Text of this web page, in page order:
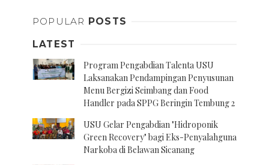
POPULAR POSTS
LATEST
Program Pengabdian Talenta USU
Laksanakan Pendampingan Penyusunan
Menu Bergizi Seimbang dan Food
Handler pada SPPG Beringin Tembung 2
USU Gelar Pengabdian "Hidroponik
Green Recovery" bagi Eks-Penyalahguna
Narkoba di Belawan Sicanang